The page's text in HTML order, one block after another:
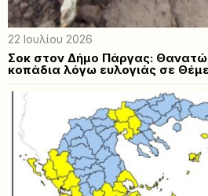
22 Ιουλίου 2026
Σοκ στον Δήμο Πάργας:
κοπάδια λόγω ευλογιάς σε